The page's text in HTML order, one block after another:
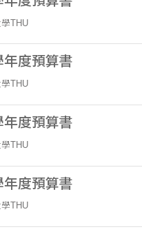
THU
度預算書
THU
度預算書
THU
度預算書
THU